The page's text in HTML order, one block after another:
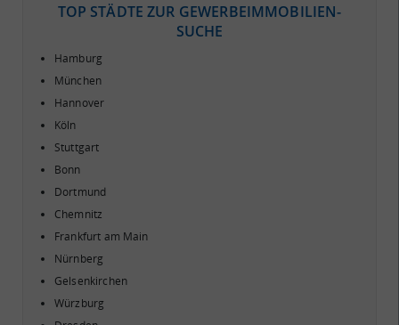
TOP STÄDTE ZUR GEWERBEIMMOBILIEN-
SUCHE
Hamburg
München
Hannover
Köln
Stuttgart
Bonn
Dortmund
Chemnitz
Frankfurt am Main
Nürnberg
Gelsenkirchen
Würzburg